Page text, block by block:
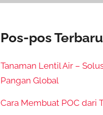
Pos-pos Terbaru
Tanaman Lentil Air –
Pangan Global
Cara Membuat POC dari